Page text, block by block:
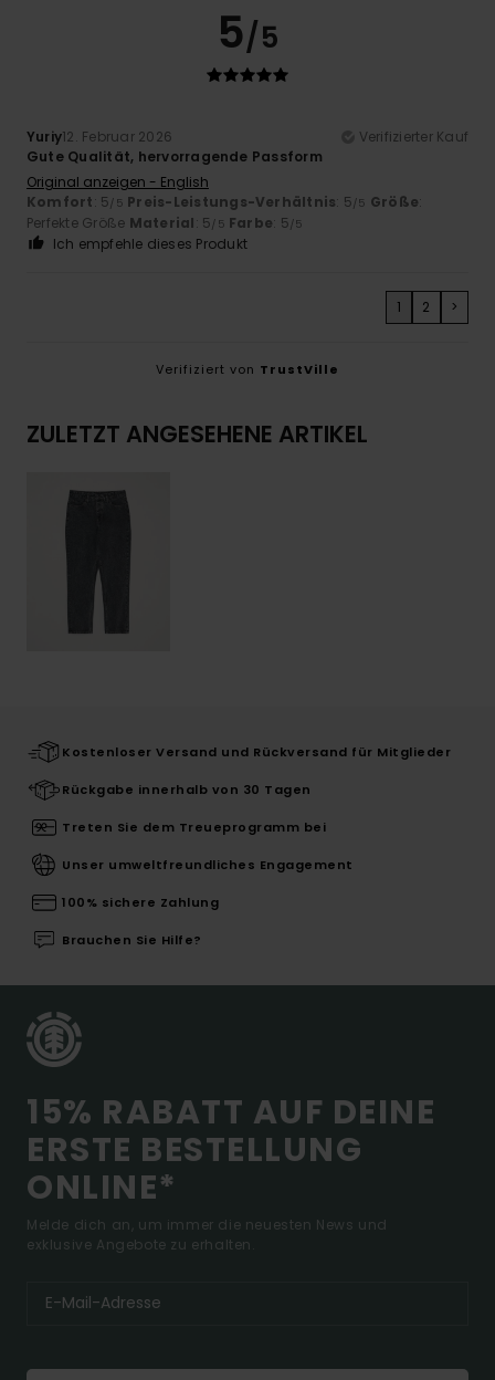
5/5
Yuriy12. Februar 2026
Verifizierter Kauf
Gute Qualität, hervorragende Passform
Original anzeigen - English
Komfort: 5 /5 Preis-Leistungs-Verhältnis: 5 /5 Größe:
Perfekte Größe Material: 5 /5 Farbe: 5 /5
Ich empfehle dieses Produkt
1 2 >
Verifiziert von TrustVille
ZULETZT ANGESEHENE ARTIKEL
Kostenloser Versand und Rückversand für Mitglieder
Rückgabe innerhalb von 30 Tagen
Treten Sie dem Treueprogramm bei
Unser umweltfreundliches Engagement
100% sichere Zahlung
Brauchen Sie Hilfe?
15% RABATT AUF DEINE
ERSTE BESTELLUNG
ONLINE*
Melde dich an, um immer die neuesten News und
exklusive Angebote zu erhalten.